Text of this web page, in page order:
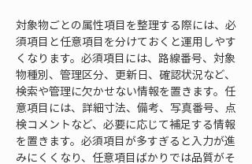
対象物ごとの属性項目を整理する際には、必
須項目と任意項目を分けておくと運用しやす
くなります。必須項目には、路線番号、対象
物種別、管理区分、更新日、確認状況など、
検索や管理に欠かせない情報を置きます。任
意項目には、詳細寸法、備考、写真番号、点
検コメントなど、必要に応じて補足する情報
を置きます。必須項目が多すぎると入力が進
みにくくなり、任意項目ばかりでは品質がそ